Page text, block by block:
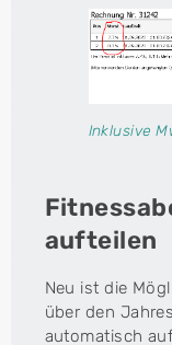
Inklusive
aufteilen
Neu ist die
über den
automatisch